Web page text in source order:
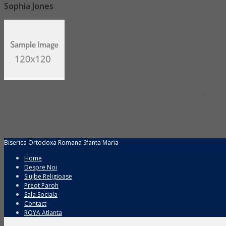
Sophia Jones
Biserica Ortodoxa Romana Sfanta Maria
Home
Despre Noi
Slujbe Religioase
Preot Paroh
Sala Sociala
Contact
ROYA Atlanta